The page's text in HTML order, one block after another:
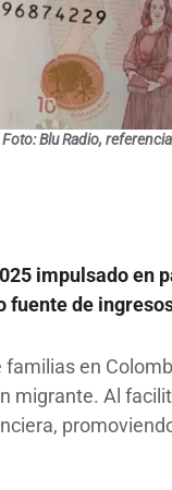
Foto: Blu Radio, referencia
impulsado en
de
en
migrante. Al